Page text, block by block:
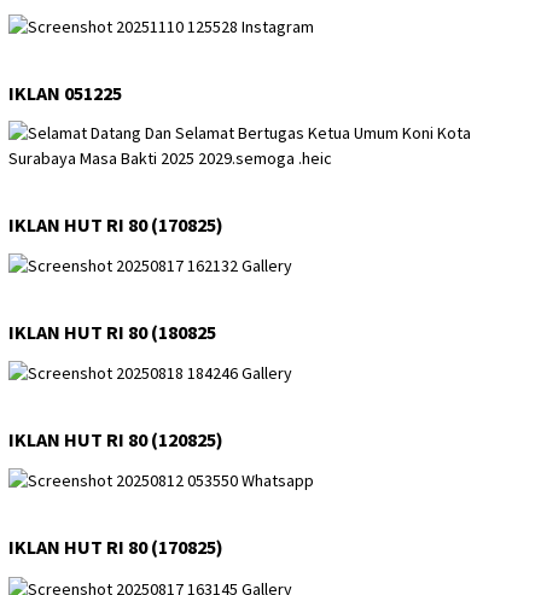
IKLAN 051225
IKLAN HUT RI 80 (170825)
IKLAN HUT RI 80 (180825
IKLAN HUT RI 80 (120825)
IKLAN HUT RI 80 (170825)